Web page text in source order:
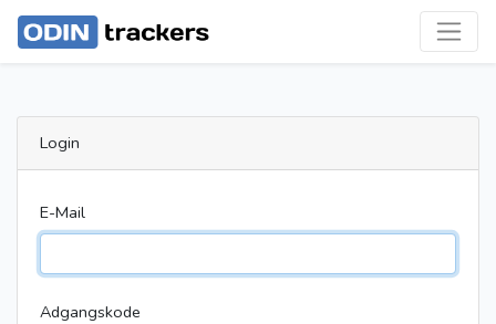
Login
E-Mail
Adgangskode